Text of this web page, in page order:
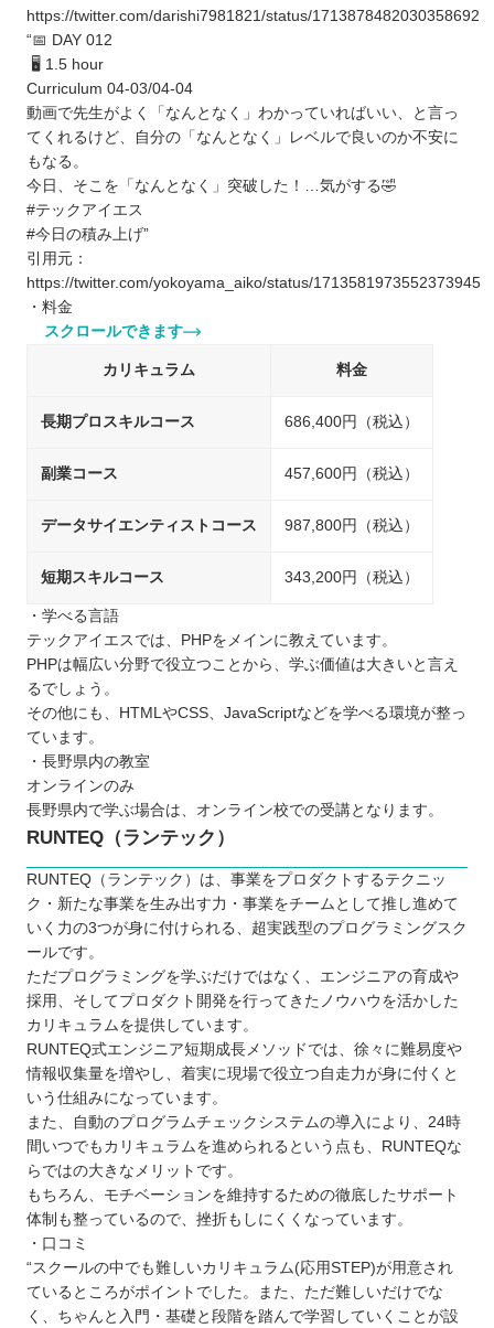
https://twitter.com/darishi7981821/status/1713878482030358692
“📅 DAY 012
🖥 1.5 hour
Curriculum 04-03/04-04
動画で先生がよく「なんとなく」わかっていればいい、と言っ
てくれるけど、自分の「なんとなく」レベルで良いのか不安に
もなる。
今日、そこを「なんとなく」突破した！…気がする🤣
#テックアイエス
#今日の積み上げ”
引用元：
https://twitter.com/yokoyama_aiko/status/1713581973552373945
・料金
スクロールできます
カリキュラム 料金
長期プロスキルコース 686,400円（税込）
副業コース 457,600円（税込）
データサイエンティストコース 987,800円（税込）
短期スキルコース 343,200円（税込）
・学べる言語
テックアイエスでは、PHPをメインに教えています。
PHPは幅広い分野で役立つことから、学ぶ価値は大きいと言え
るでしょう。
その他にも、HTMLやCSS、JavaScriptなどを学べる環境が整っ
ています。
・長野県内の教室
オンラインのみ
長野県内で学ぶ場合は、オンライン校での受講となります。
RUNTEQ（ランテック）
RUNTEQ（ランテック）は、事業をプロダクトするテクニッ
ク・新たな事業を生み出す力・事業をチームとして推し進めて
いく力の3つが身に付けられる、超実践型のプログラミングスク
ールです。
ただプログラミングを学ぶだけではなく、エンジニアの育成や
採用、そしてプロダクト開発を行ってきたノウハウを活かした
カリキュラムを提供しています。
RUNTEQ式エンジニア短期成長メソッドでは、徐々に難易度や
情報収集量を増やし、着実に現場で役立つ自走力が身に付くと
いう仕組みになっています。
また、自動のプログラムチェックシステムの導入により、24時
間いつでもカリキュラムを進められるという点も、RUNTEQな
らではの大きなメリットです。
もちろん、モチベーションを維持するための徹底したサポート
体制も整っているので、挫折もしにくくなっています。
・口コミ
“スクールの中でも難しいカリキュラム(応用STEP)が用意され
ているところがポイントでした。また、ただ難しいだけでな
く、ちゃんと入門・基礎と段階を踏んで学習していくことが設